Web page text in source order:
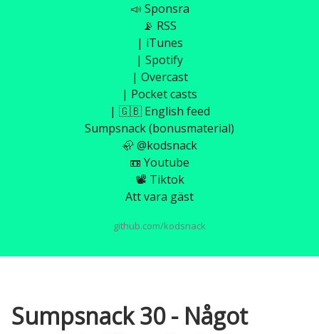
📣 Sponsra
📡 RSS
| iTunes
| Spotify
| Overcast
| Pocket casts
| 🇬🇧 English feed
Sumpsnack (bonusmaterial)
🦣 @kodsnack
📼 Youtube
📽️ Tiktok
Att vara gäst
github.com/kodsnack
Sumpsnack 30 - Något